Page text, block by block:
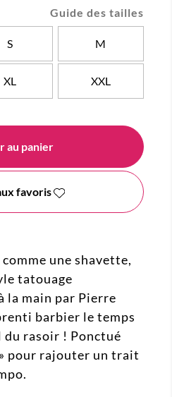
Guide des tailles
S M
XL XXL
au panier
favoris
une shavette,
tatouage
main par Pierre
barbier le temps
rasoir ! Ponctué
pour rajouter un trait